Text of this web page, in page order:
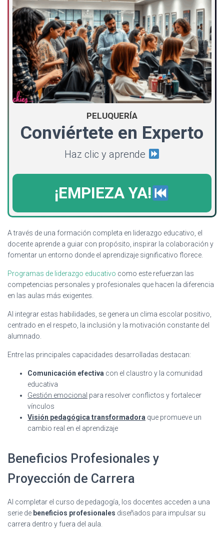
PELUQUERÍA
Conviértete en Experto
Haz clic y aprende
¡EMPIEZA YA!
A través de una formación completa en liderazgo educativo, el
docente aprende a guiar con propósito, inspirar la colaboración y
fomentar un entorno donde el aprendizaje significativo florece.
Programas de liderazgo educativo como este refuerzan las
competencias personales y profesionales que hacen la diferencia
en las aulas más exigentes.
Al integrar estas habilidades, se genera un clima escolar positivo,
centrado en el respeto, la inclusión y la motivación constante del
alumnado.
Entre las principales capacidades desarrolladas destacan:
Comunicación efectiva con el claustro y la comunidad
educativa
Gestión emocional para resolver conflictos y fortalecer
vínculos
Visión pedagógica transformadora que promueve un
cambio real en el aprendizaje
Beneficios Profesionales y
Proyección de Carrera
Al completar el curso de pedagogía, los docentes acceden a una
serie de beneficios profesionales diseñados para impulsar su
carrera dentro y fuera del aula.